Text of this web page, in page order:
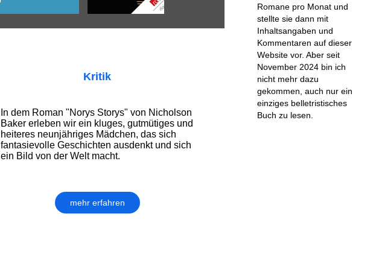
Kritik
In dem Roman "Norys Storys" von Nicholson
Baker erleben wir ein kluges, gutmütiges und
heiteres neunjähriges Mädchen, das sich
fantasievolle Geschichten ausdenkt und sich
ein Bild von der Welt macht.
mehr erfahren
Romane pro Monat und
stellte sie dann mit
Inhaltsangaben und
Kommentaren auf dieser
Website vor. Aber seit
November 2024 bin ich
nicht mehr dazu
gekommen, auch nur ein
einziges belletristisches
Buch zu lesen.